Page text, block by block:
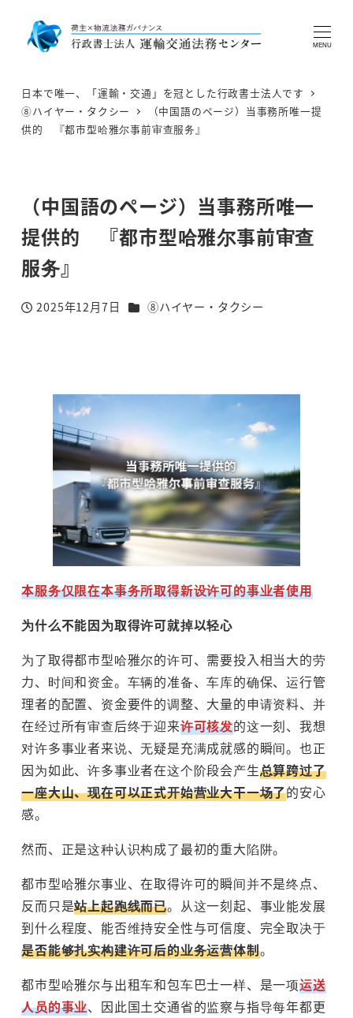
MENU
日本で唯一、「運輸・交通」を冠とした行政書士法人です
⑧ハイヤー・タクシー
（中国語のページ）当事務所唯一提
供的 『都市型哈雅尔事前审查服务』
（中国語のページ）当事務所唯一
提供的 『都市型哈雅尔事前审查
服务』
投稿日
2025年12月7日 カテゴリー
⑧ハイヤー・タクシー
本服务仅限在本事务所取得新设许可的事业者使用
为什么不能因为取得许可就掉以轻心
为了取得都市型哈雅尔的许可、需要投入相当大的劳
力、时间和资金。车辆的准备、车库的确保、运行管
理者的配置、资金要件的调整、大量的申请资料、并
在经过所有审查后终于迎来许可核发的这一刻、我想
对许多事业者来说、无疑是充满成就感的瞬间。也正
因为如此、许多事业者在这个阶段会产生总算跨过了
一座大山、现在可以正式开始营业大干一场了的安心
感。
然而、正是这种认识构成了最初的重大陷阱。
都市型哈雅尔事业、在取得许可的瞬间并不是终点、
反而只是站上起跑线而已。从这一刻起、事业能发展
到什么程度、能否维持安全性与可信度、完全取决于
是否能够扎实构建许可后的业务运营体制。
都市型哈雅尔与出租车和包车巴士一样、是一项运送
人员的事业、因此国土交通省的监察与指导每年都更